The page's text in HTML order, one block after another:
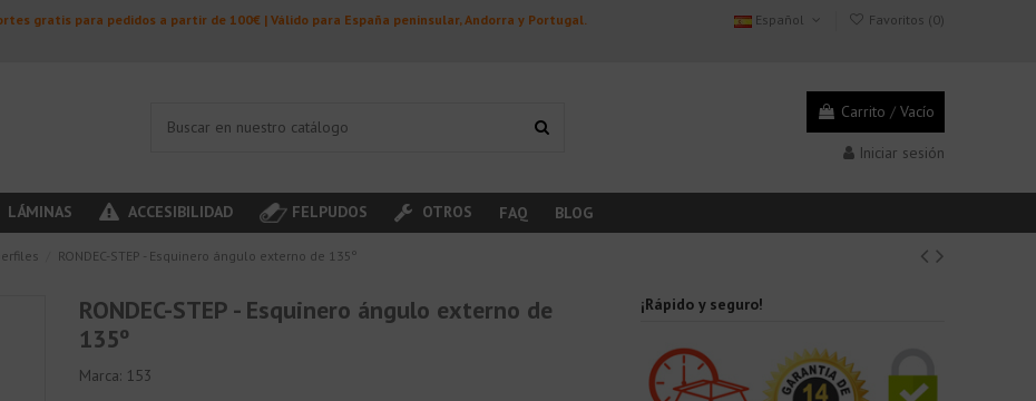
gratis para pedidos a partir de 100€ | Válido para España peninsular, Andorra y Portugal. Español Favoritos (0)
Carrito / Vacío
Iniciar sesión
LÁMINAS ACCESIBILIDAD FELPUDOS OTROS FAQ BLOG
RONDEC-STEP - Esquinero ángulo externo de 135º
RONDEC-STEP - Esquinero ángulo externo de
135º
Marca: 153
¡Rápido y seguro!